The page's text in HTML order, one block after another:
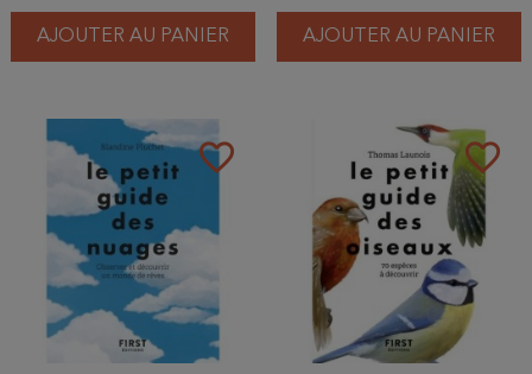
AJOUTER AU PANIER AJOUTER AU PANIER
favorite_border favorite_border